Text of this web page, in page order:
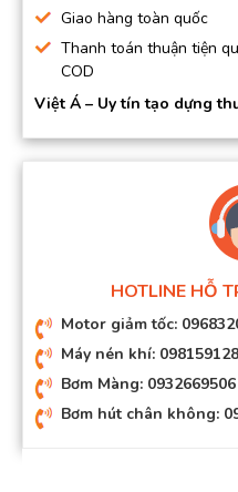
Giao hàng toàn quốc
Thanh toán thuận tiện
COD
Việt Á – Uy tín tạo dựng
HOTLINE HỖ
Motor giảm tốc:
Máy nén khí:
Bơm Màng: 0932669506
Bơm hút chân không: